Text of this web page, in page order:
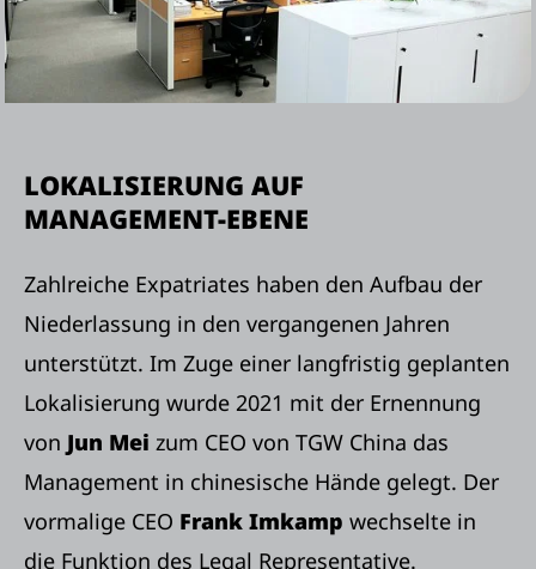
LOKALISIERUNG AUF
MANAGEMENT-EBENE
Zahlreiche Expatriates haben den Aufbau der
Niederlassung in den vergangenen Jahren
unterstützt. Im Zuge einer langfristig geplanten
Lokalisierung wurde 2021 mit der Ernennung
von Jun Mei zum CEO von TGW China das
Management in chinesische Hände gelegt. Der
vormalige CEO Frank Imkamp wechselte in
die Funktion des Legal Representative.